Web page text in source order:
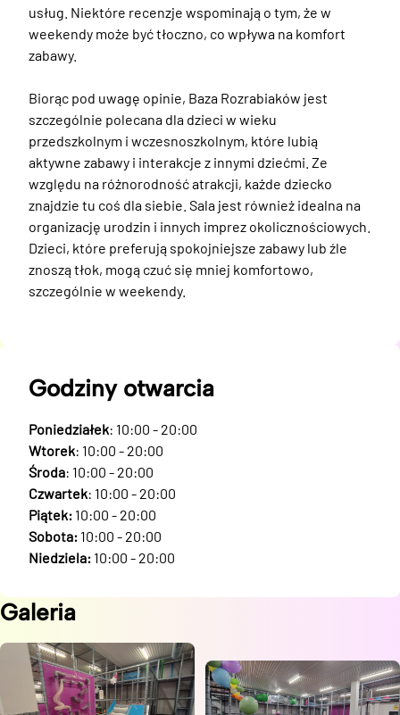
usług. Niektóre recenzje wspominają o tym, że w
weekendy może być tłoczno, co wpływa na komfort
zabawy.
Biorąc pod uwagę opinie, Baza Rozrabiaków jest
szczególnie polecana dla dzieci w wieku
przedszkolnym i wczesnoszkolnym, które lubią
aktywne zabawy i interakcje z innymi dziećmi. Ze
względu na różnorodność atrakcji, każde dziecko
znajdzie tu coś dla siebie. Sala jest również idealna na
organizację urodzin i innych imprez okolicznościowych.
Dzieci, które preferują spokojniejsze zabawy lub źle
znoszą tłok, mogą czuć się mniej komfortowo,
szczególnie w weekendy.
Godziny otwarcia
Poniedziałek: 10:00 - 20:00
Wtorek: 10:00 - 20:00
Środa: 10:00 - 20:00
Czwartek: 10:00 - 20:00
Piątek: 10:00 - 20:00
Sobota: 10:00 - 20:00
Niedziela: 10:00 - 20:00
Galeria